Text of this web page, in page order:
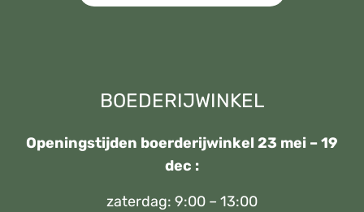
BOEDERIJWINKEL
Openingstijden boerderijwinkel 23 mei – 19
dec :
zaterdag: 9:00 – 13:00